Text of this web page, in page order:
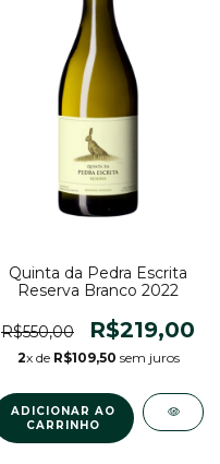
Quinta da Pedra Escrita
Reserva Branco 2022
R$550,00 R$219,00
2x de R$109,50 sem juros